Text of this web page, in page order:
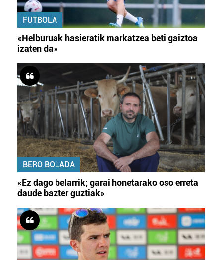
FUTBOLA
«Helburuak hasieratik markatzea beti gaiztoa
izaten da»
BERO BOLADA
«Ez dago belarrik; garai honetarako oso erreta
daude bazter guztiak»